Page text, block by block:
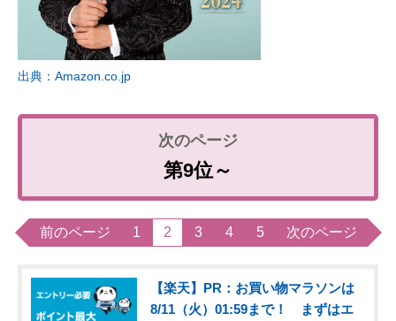
出典：Amazon.co.jp
第9位～
前のページ 1 2 3 4 5 次のページ
【楽天】PR：お買い物マラソンは
8/11（火）01:59まで！ まずはエ